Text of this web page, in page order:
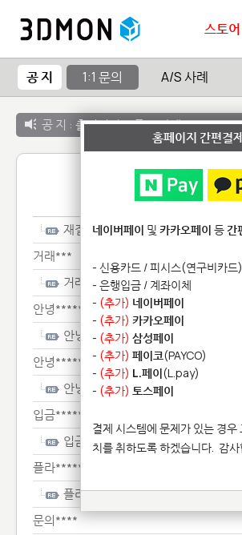
스토어
공 지 1:1 문의 A/S 사례
공 지 : 출력서비스 종료 안내
재질***************
거래***
거래***
안녕********************************
안녕
안녕************
안녕************
입금*******
입금*******
플라**********
플라**********
문의****
홈페이지 간편결
네이버페이 및 카카오페이 등간
- 신용카드 / 피시스(연구비카드)
- 은행입금 / 계좌이체
- (추가) 네이버페이
- (추가) 카카오페이
- (추가) 삼성페이
- (추가) 페이코(PAYCO)
- (추가) L.페이(L.pay)
- (추가) 토스페이
결제 시스템에 문제가 있는 경
치를 취하도록 하겠습니다. 감